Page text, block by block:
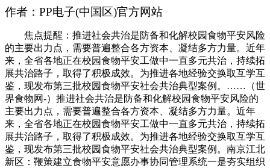
作者：PP电子(中国区)官方网站
焦点提醒：推进社会共治是防备和化解校园食物平安风险
的主要出力点，需要普遍整合各方资本、凝结多方力量。近年
来，全省各地正在校园食物平安工做中一直多元共治，持续拓
展共治路子，取得了积极成效。为推进各地经验交换取互学互
鉴，现发布第三批校园食物平安社会共治典型案例。……（世
界食物网-）推进社会共治是防备和化解校园食物平安风险的
主要出力点，需要普遍整合各方资本、凝结多方力量。近年
来，全省各地正在校园食物平安工做中一直多元共治，持续拓
展共治路子，取得了积极成效。为推进各地经验交换取互学互
鉴，现发布第三批校园食物平安社会共治典型案例。南京江北
新区：鞭策建立食物平安意愿办事协同管理系统一是夯实组织